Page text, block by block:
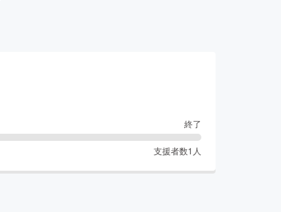
終了
支援者数1 人